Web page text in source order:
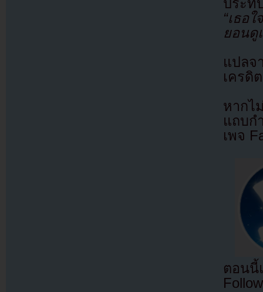
ประทั
“เธอใ
ยอนดู
แปล
เครดิ
หากไ
แถบก
เพจ
ตอนนี้